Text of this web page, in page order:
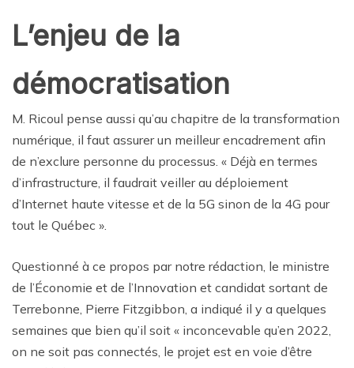
L’enjeu de la
démocratisation
M. Ricoul pense aussi qu’au chapitre de la transformation
numérique, il faut assurer un meilleur encadrement afin
de n’exclure personne du processus. « Déjà en termes
d’infrastructure, il faudrait veiller au déploiement
d’Internet haute vitesse et de la 5G sinon de la 4G pour
tout le Québec ».
Questionné à ce propos par notre rédaction, le ministre
de l’Économie et de l’Innovation et candidat sortant de
Terrebonne, Pierre Fitzgibbon, a indiqué il y a quelques
semaines que bien qu’il soit « inconcevable qu’en 2022,
on ne soit pas connectés, le projet est en voie d’être